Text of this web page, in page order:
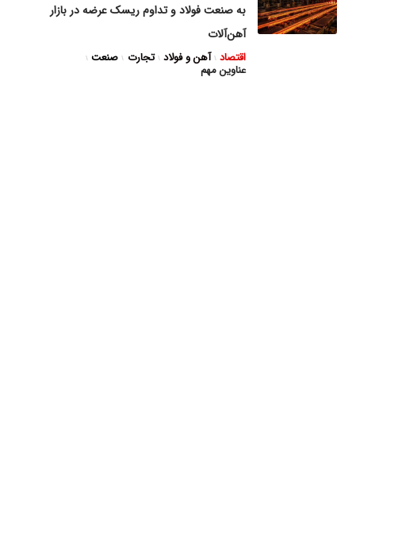
به صنعت فولاد و تداوم ریسک عرضه در بازار
آهن‌آلات
اقتصاد آهن و فولاد تجارت صنعت
عناوین مهم